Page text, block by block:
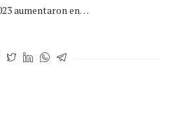
aumentaron en…